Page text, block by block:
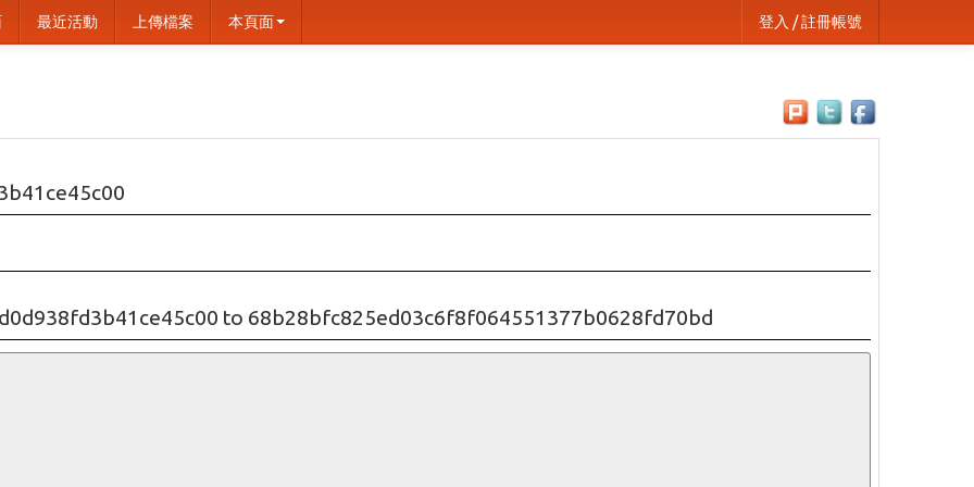
最近活動 上傳檔案 本頁面 登入 / 註冊帳號
to 68b28bfc825ed03c6f8f064551377b0628fd70bd